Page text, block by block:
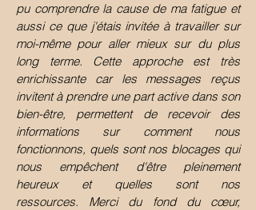
pu comprendre la cause de ma fatigue et
aussi ce que j'étais invitée à travailler sur
moi-même pour aller mieux sur du plus
long terme. Cette approche est très
enrichissante car les messages reçus
invitent à prendre une part active dans son
bien-être, permettent de recevoir des
informations sur comment nous
fonctionnons, quels sont nos blocages qui
nous empêchent d'être pleinement
heureux et quelles sont nos
ressources. Merci du fond du cœur,